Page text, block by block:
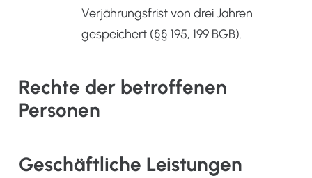
Verjährungsfrist von drei Jahren
gespeichert (§§ 195, 199 BGB).
Rechte der betroffenen
Personen
Geschäftliche Leistungen